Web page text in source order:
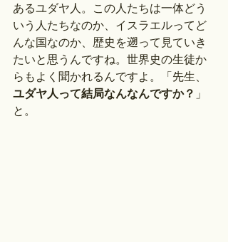
あるユダヤ人。この人たちは一体どう
いう人たちなのか、イスラエルってど
んな国なのか、歴史を遡って見ていき
たいと思うんですね。世界史の生徒か
らもよく聞かれるんですよ。「先生、
ユダヤ人って結局なんなんですか？ 」
と。